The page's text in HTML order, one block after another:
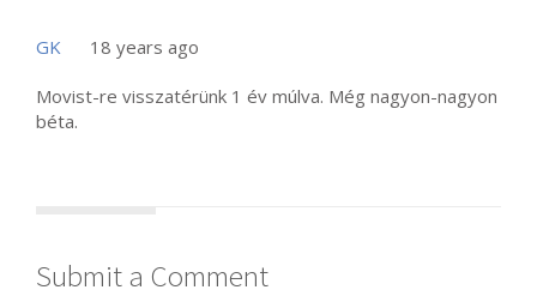
GK 18 years ago
Movist-re visszatérünk 1 év múlva. Még nagyon-nagyon
béta.
Submit a Comment